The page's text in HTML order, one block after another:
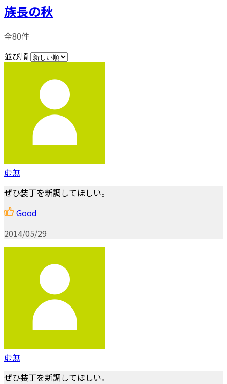
族長の秋
全80件
並び順
虚無
ぜひ装丁を新調してほしい。
Good
2014/05/29
虚無
ぜひ装丁を新調してほしい。